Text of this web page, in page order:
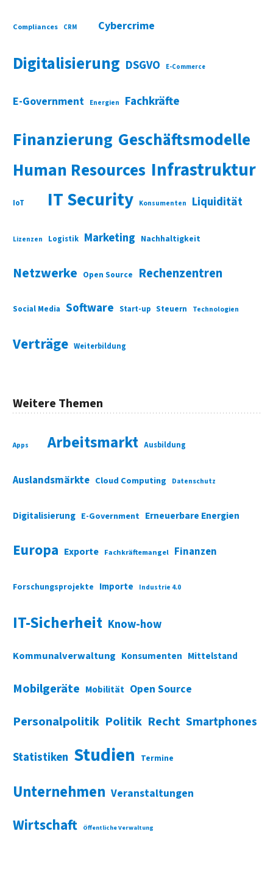
Compliances CRM Cybercrime
Digitalisierung DSGVO E-Commerce
E-Government Energien Fachkräfte
Finanzierung Geschäftsmodelle
Human Resources Infrastruktur
IoT IT Security Konsumenten Liquidität
Lizenzen Logistik Marketing Nachhaltigkeit
Netzwerke Open Source Rechenzentren
Social Media Software Start-up Steuern Technologien
Verträge Weiterbildung
Weitere Themen
Apps Arbeitsmarkt Ausbildung
Auslandsmärkte Cloud Computing Datenschutz
Digitalisierung E-Government Erneuerbare Energien
Europa Exporte Fachkräftemangel Finanzen
Forschungsprojekte Importe Industrie 4.0
IT-Sicherheit Know-how
Kommunalverwaltung Konsumenten Mittelstand
Mobilgeräte Mobilität Open Source
Personalpolitik Politik Recht Smartphones
Statistiken Studien Termine
Unternehmen Veranstaltungen
Wirtschaft Öffentliche Verwaltung